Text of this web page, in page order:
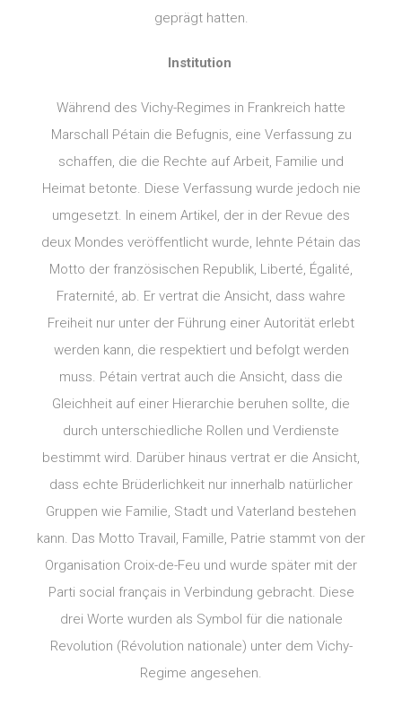
geprägt hatten.
Institution
Während des Vichy-Regimes in Frankreich hatte
Marschall Pétain die Befugnis, eine Verfassung zu
schaffen, die die Rechte auf Arbeit, Familie und
Heimat betonte. Diese Verfassung wurde jedoch nie
umgesetzt. In einem Artikel, der in der Revue des
deux Mondes veröffentlicht wurde, lehnte Pétain das
Motto der französischen Republik, Liberté, Égalité,
Fraternité, ab. Er vertrat die Ansicht, dass wahre
Freiheit nur unter der Führung einer Autorität erlebt
werden kann, die respektiert und befolgt werden
muss. Pétain vertrat auch die Ansicht, dass die
Gleichheit auf einer Hierarchie beruhen sollte, die
durch unterschiedliche Rollen und Verdienste
bestimmt wird. Darüber hinaus vertrat er die Ansicht,
dass echte Brüderlichkeit nur innerhalb natürlicher
Gruppen wie Familie, Stadt und Vaterland bestehen
kann. Das Motto Travail, Famille, Patrie stammt von der
Organisation Croix-de-Feu und wurde später mit der
Parti social français in Verbindung gebracht. Diese
drei Worte wurden als Symbol für die nationale
Revolution (Révolution nationale) unter dem Vichy-
Regime angesehen.